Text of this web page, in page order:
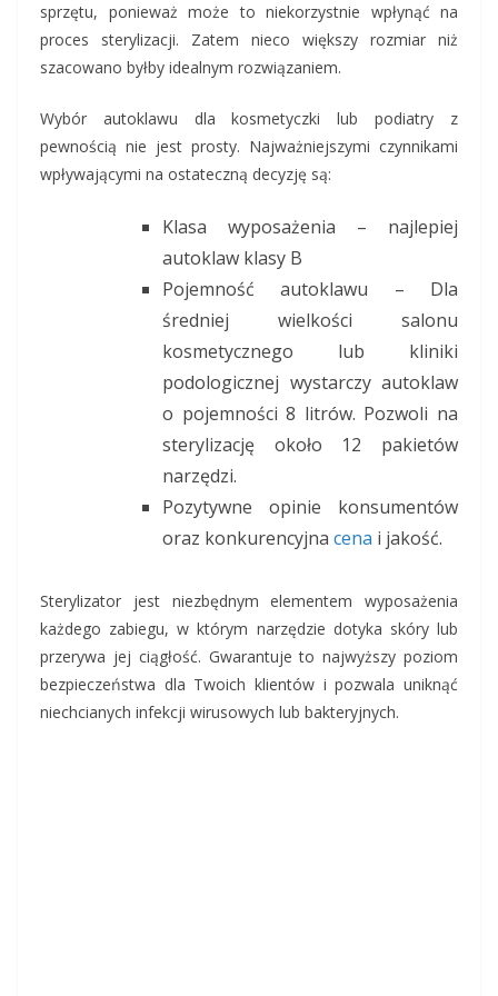
sprzętu, ponieważ może to niekorzystnie wpłynąć na
proces sterylizacji. Zatem nieco większy rozmiar niż
szacowano byłby idealnym rozwiązaniem.
Wybór autoklawu dla kosmetyczki lub podiatry z
pewnością nie jest prosty. Najważniejszymi czynnikami
wpływającymi na ostateczną decyzję są:
Klasa wyposażenia – najlepiej
autoklaw klasy B
Pojemność autoklawu – Dla
średniej wielkości salonu
kosmetycznego lub kliniki
podologicznej wystarczy autoklaw
o pojemności 8 litrów. Pozwoli na
sterylizację około 12 pakietów
narzędzi.
Pozytywne opinie konsumentów
oraz konkurencyjna cena i jakość.
Sterylizator jest niezbędnym elementem wyposażenia
każdego zabiegu, w którym narzędzie dotyka skóry lub
przerywa jej ciągłość. Gwarantuje to najwyższy poziom
bezpieczeństwa dla Twoich klientów i pozwala uniknąć
niechcianych infekcji wirusowych lub bakteryjnych.